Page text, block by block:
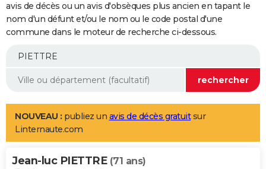
Retraite
Epargne
Immobilier
Risques naturels par ville
Banque
Assurance
AUTO
Essais
Réserver un essai
Citadines
Berlines
SUV
Forum auto
+
Mobiles
Meilleur smartphone
Internet
Ordinateurs
Jeux vidéo
Guide high-tech
Aménagement intérieur
LIFESTYLE
Art de vivre
Bien-être
Loisirs
Mode
Modes de vie
Alimentation
Guide de la santé
Maladies
Médicaments
Sommeil
VOYAGE
avis de décès ou un avis d'obsèques plus ancien en tapant le
nom d'un défunt et/ou le nom ou le code postal d'une
commune dans le moteur de recherche ci-dessous.
NOUVEAU : publiez un avis de décès gratuitsur
Linternaute.com
Jean-luc PIETTRE (71 ans)